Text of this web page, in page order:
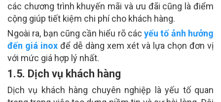
các chương trình khuyến mãi và ưu đãi cũng là điểm
cộng giúp tiết kiệm chi phí cho khách hàng.
Ngoài ra, bạn cũng cần hiểu rõ cácyếu tố ảnh hưởng
đến giá inox để dễ dàng xem xét và lựa chọn đơn vị
với mức giá hợp lý nhất.
1.5. Dịch vụ khách hàng
Dịch vụ khách hàng chuyên nghiệp là yếu tố quan